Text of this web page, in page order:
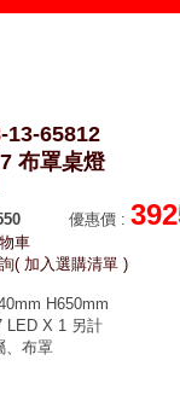
13-65812
布罩桌燈
優惠價 :
車
( 加入選購清單 )
H650mm
LED X 1 另計
、布罩